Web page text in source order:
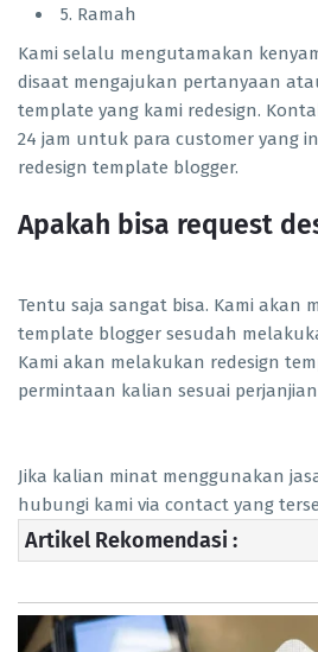
5. Ramah
Kami selalu mengutamakan
disaat mengajukan pertanyaan
template yang kami redesign.
24 jam untuk para customer yang
redesign template blogger.
Apakah bisa request
Tentu saja sangat bisa. Kami akan
template blogger sesudah
Kami akan melakukan redesign
permintaan kalian sesuai
Jika kalian minat menggunakan
hubungi kami via contact yang
Artikel Rekomendasi :